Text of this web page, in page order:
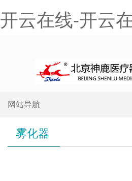
开云在线-开云
网站导航
雾化器